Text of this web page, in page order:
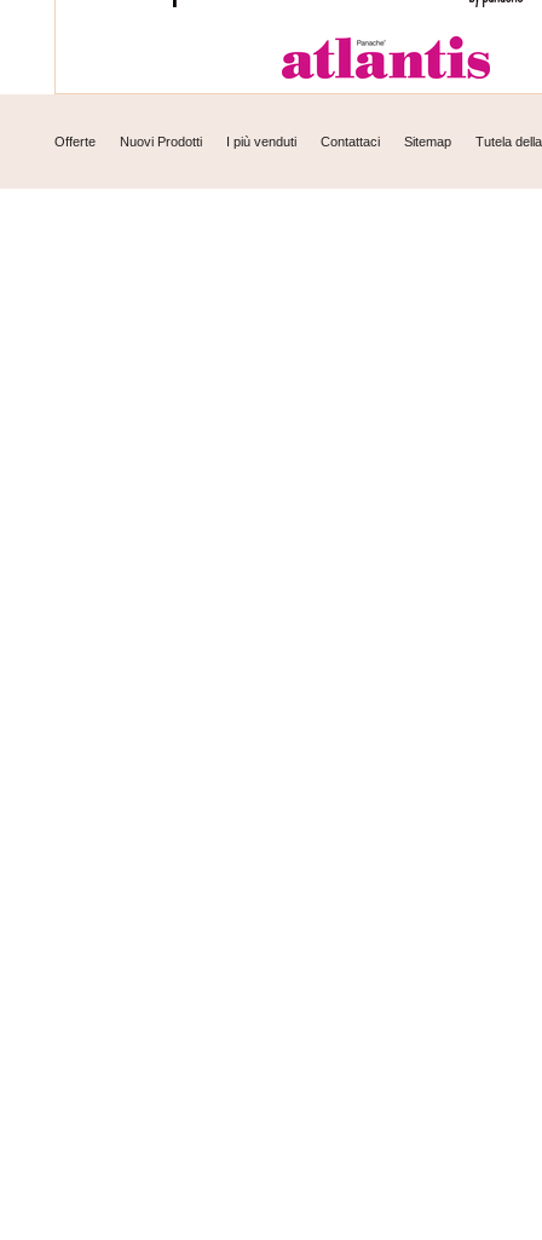
Offerte Nuovi Prodotti I più venduti Contattaci Sitemap Tutela